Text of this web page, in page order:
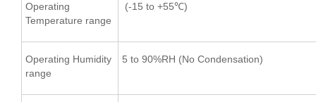
Operating
Temperature range
(-15 to +55℃)
Operating Humidity
range
5 to 90%RH (No Condensation)